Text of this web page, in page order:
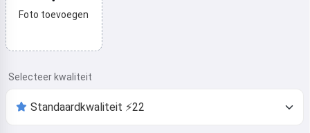
Foto toevoegen
Selecteer kwaliteit